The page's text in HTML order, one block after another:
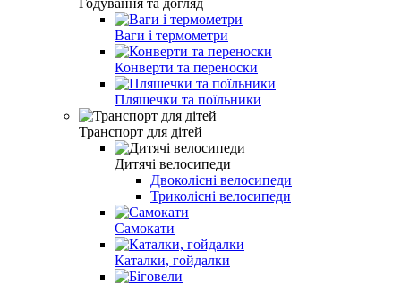
Годування та догляд
Ваги і термометри
Конверти та переноски
Пляшечки та поїльники
Транспорт для дітей
Дитячі велосипеди
Двоколісні велосипеди
Триколісні велосипеди
Самокати
Каталки, гойдалки